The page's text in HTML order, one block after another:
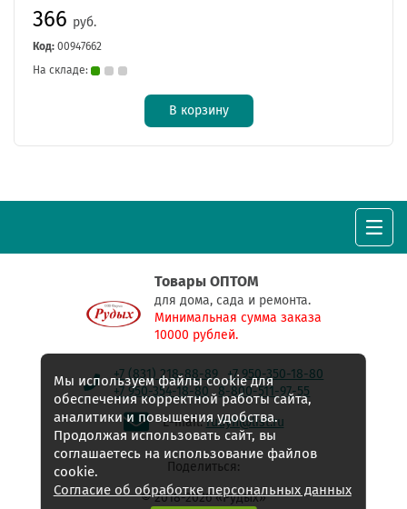
366 руб.
Код: 00947662
На складе:
В корзину
Товары ОПТОМ
для дома, сада и ремонта.
Минимальная сумма заказа
10000 рублей.
+7 (831) 218-88-89
+7 950-350-18-80
+7 950-354-18-80
8-800-511-97-55
E-mail:rudyh@list.ru
© 2018-2026 «Рудых»
Поделиться:
Мы используем файлы cookie для
обеспечения корректной работы сайта,
аналитики и повышения удобства.
Продолжая использовать сайт, вы
соглашаетесь на использование файлов
cookie.
Согласие об обработке персональных данных